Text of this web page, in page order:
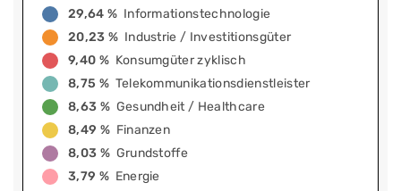
29,64 % Informationstechnologie
20,23 % Industrie / Investitionsgüter
9,40 % Konsumgüter zyklisch
8,75 % Telekommunikationsdienstleister
8,63 % Gesundheit / Healthcare
8,49 % Finanzen
8,03 % Grundstoffe
3,79 % Energie